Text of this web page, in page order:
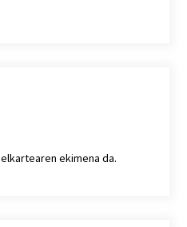
elkartearen ekimena da.